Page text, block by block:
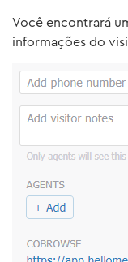
Você encontrará
informações do